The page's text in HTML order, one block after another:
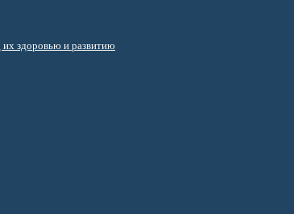
здоровью и развитию